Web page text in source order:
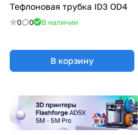
Тефлоновая трубка ID3 OD4
0 0 В наличии
В корзину